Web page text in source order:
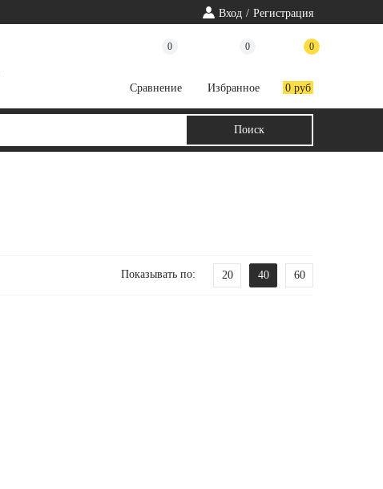
Вход / Регистрация
0
Cравнение
0
Избранное
0
0 руб
Показывать по: 20 40 60